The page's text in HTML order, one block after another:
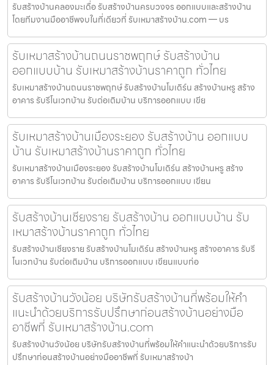
รับสร้างบ้านคลองมะเดื่อ รับสร้างบ้านครบวงจร ออกแบบและสร้างบ้าน
โดยทีมงานมืออาชีพจบในที่เดียวที่ รับเหมาสร้างบ้าน.com — บร
รับเหมาสร้างบ้านถนนราชพฤกษ์ รับสร้างบ้าน
ออกแบบบ้าน รับเหมาสร้างบ้านราคาถูก ทั่วไทย
รับเหมาสร้างบ้านถนนราชพฤกษ์ รับสร้างบ้านโมเดิร์น สร้างบ้านหรู สร้าง
อาคาร รับรีโนเวทบ้าน รับต่อเติมบ้าน บริการออกแบบ เขีย
รับเหมาสร้างบ้านเมืองระยอง รับสร้างบ้าน ออกแบบ
บ้าน รับเหมาสร้างบ้านราคาถูก ทั่วไทย
รับเหมาสร้างบ้านเมืองระยอง รับสร้างบ้านโมเดิร์น สร้างบ้านหรู สร้าง
อาคาร รับรีโนเวทบ้าน รับต่อเติมบ้าน บริการออกแบบ เขียน
รับสร้างบ้านเชียงราย รับสร้างบ้าน ออกแบบบ้าน รับ
เหมาสร้างบ้านราคาถูก ทั่วไทย
รับสร้างบ้านเชียงราย รับสร้างบ้านโมเดิร์น สร้างบ้านหรู สร้างอาคาร รับรี
โนเวทบ้าน รับต่อเติมบ้าน บริการออกแบบ เขียนแบบก่อ
รับสร้างบ้านวังน้อย บริษัทรับสร้างบ้านที่พร้อมให้คำ
แนะนำด้วยบริการรับปรึกษาก่อนสร้างบ้านอย่างมือ
อาชีพที่ รับเหมาสร้างบ้าน.com
รับสร้างบ้านวังน้อย บริษัทรับสร้างบ้านที่พร้อมให้คำแนะนำด้วยบริการรับ
ปรึกษาก่อนสร้างบ้านอย่างมืออาชีพที่ รับเหมาสร้างบ้า